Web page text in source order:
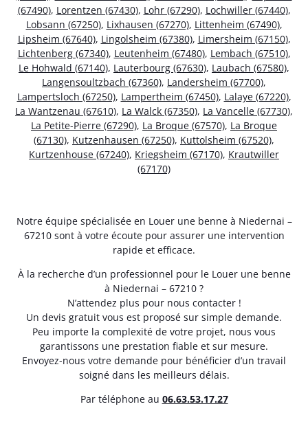
(67490), Lorentzen (67430), Lohr (67290), Lochwiller (67440),
Lobsann (67250), Lixhausen (67270), Littenheim (67490),
Lipsheim (67640), Lingolsheim (67380), Limersheim (67150),
Lichtenberg (67340), Leutenheim (67480), Lembach (67510),
Le Hohwald (67140), Lauterbourg (67630), Laubach (67580),
Langensoultzbach (67360), Landersheim (67700),
Lampertsloch (67250), Lampertheim (67450), Lalaye (67220),
La Wantzenau (67610), La Walck (67350), La Vancelle (67730),
La Petite-Pierre (67290), La Broque (67570), La Broque
(67130), Kutzenhausen (67250), Kuttolsheim (67520),
Kurtzenhouse (67240), Kriegsheim (67170), Krautwiller
(67170)
Notre équipe spécialisée en Louer une benne à Niedernai –
67210 sont à votre écoute pour assurer une intervention
rapide et efficace.
À la recherche d’un professionnel pour le Louer une benne
à Niedernai – 67210 ?
N’attendez plus pour nous contacter !
Un devis gratuit vous est proposé sur simple demande.
Peu importe la complexité de votre projet, nous vous
garantissons une prestation fiable et sur mesure.
Envoyez-nous votre demande pour bénéficier d’un travail
soigné dans les meilleurs délais.
Par téléphone au 06.63.53.17.27